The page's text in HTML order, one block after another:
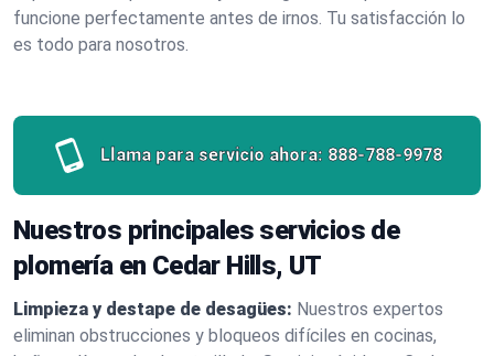
funcione perfectamente antes de irnos. Tu satisfacción lo
es todo para nosotros.
Llama para servicio ahora: 888-788-9978
Nuestros principales servicios de
plomería en Cedar Hills, UT
Limpieza y destape de desagües: Nuestros expertos
eliminan obstrucciones y bloqueos difíciles en cocinas,